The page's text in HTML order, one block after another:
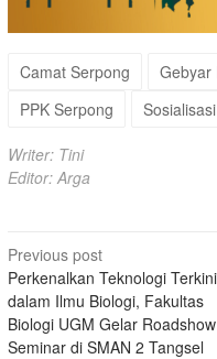
Camat Serpong Gebyar
PPK Serpong
Writer: Tini
Editor: Arga
Post
navigation
Previous post
Perkenalkan Teknologi Terkini
dalam Ilmu Biologi, Fakultas
Biologi UGM Gelar Roadshow
Seminar di SMAN 2 Tangsel